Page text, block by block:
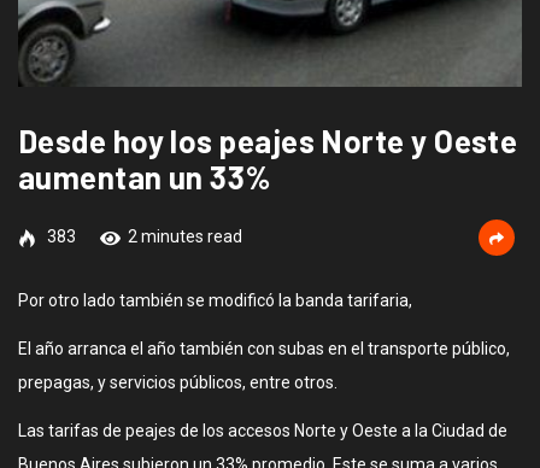
Desde hoy los peajes Norte y Oeste
aumentan un 33%
383 2 minutes read
Por otro lado también se modificó la banda tarifaria,
El año arranca el año también con subas en el transporte público,
prepagas, y servicios públicos, entre otros.
Las tarifas de peajes de los accesos Norte y Oeste a la Ciudad de